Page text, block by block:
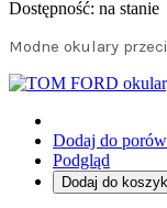
Dostępność: na stanie
Modne okulary
Dodaj do
Podgląd
Dodaj do